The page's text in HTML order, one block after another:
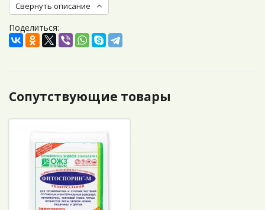
Свернуть описание
Поделиться:
Сопутствующие товары